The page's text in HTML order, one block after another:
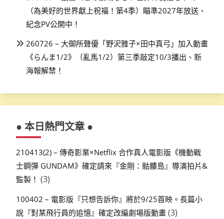
（為美好的世界獻上祝福！第4季）瞄準2027年放送、
紀念PV公開中！
260726 – 大御所聲優「野沢雅子×田中真弓」加入動畫
《らんま1/2》（亂馬1/2）第三季敲定10/3播出、新
海報解禁！
● 本日熱門文章 ●
210413(2) – 傳奇影業×Netflix 合作真人電影版《機動戰
士鋼彈 GUNDAM》確定請來『金剛：骷髏島』導演拍片&
監製！ (3)
100402 – 電影版『只想告訴你』將於9/25首映。長篇小
說『對某飛行員的追憶』確定改編劇場版動畫 (3)